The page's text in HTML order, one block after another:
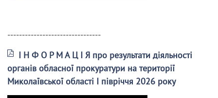
--------------------------------
І Н Ф О Р М А Ц І Я про результати діяльності
органів обласної прокуратури на території
Миколаївської області І півріччя 2026 року